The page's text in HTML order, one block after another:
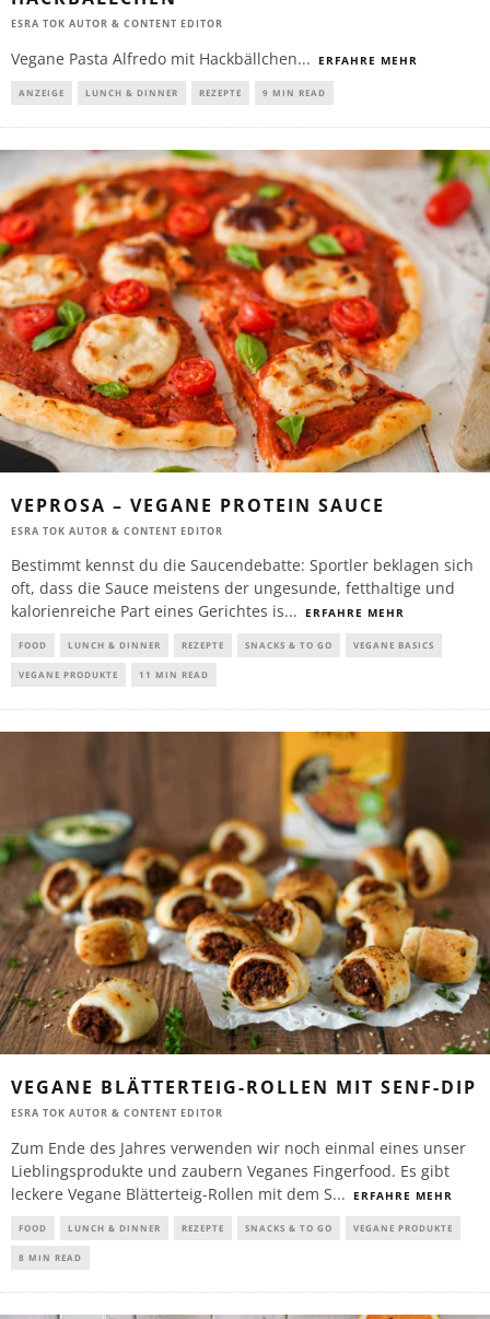
ESRA TOK AUTOR & CONTENT EDITOR
Vegane Pasta Alfredo mit Hackbällchen... ERFAHRE MEHR
ANZEIGE LUNCH & DINNER REZEPTE 9 MIN READ
VEPROSA – VEGANE PROTEIN SAUCE
ESRA TOK AUTOR & CONTENT EDITOR
Bestimmt kennst du die Saucendebatte: Sportler beklagen sich
oft, dass die Sauce meistens der ungesunde, fetthaltige und
kalorienreiche Part eines Gerichtes is... ERFAHRE MEHR
FOOD LUNCH & DINNER REZEPTE SNACKS & TO GO VEGANE BASICS
VEGANE PRODUKTE 11 MIN READ
VEGANE BLÄTTERTEIG-ROLLEN MIT SENF-DIP
ESRA TOK AUTOR & CONTENT EDITOR
Zum Ende des Jahres verwenden wir noch einmal eines unser
Lieblingsprodukte und zaubern Veganes Fingerfood. Es gibt
leckere Vegane Blätterteig-Rollen mit dem S... ERFAHRE MEHR
FOOD LUNCH & DINNER REZEPTE SNACKS & TO GO VEGANE PRODUKTE
8 MIN READ